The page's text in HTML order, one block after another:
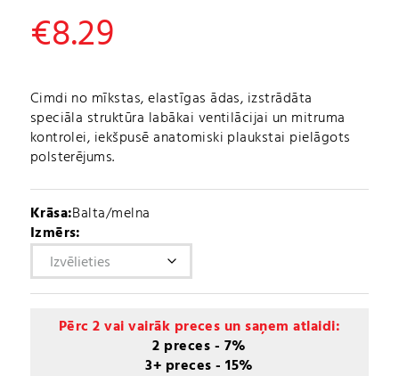
€8.29
Cimdi no mīkstas, elastīgas ādas, izstrādāta
speciāla struktūra labākai ventilācijai un mitruma
kontrolei, iekšpusē anatomiski plaukstai pielāgots
polsterējums.
Izmērs:
Krāsa:Balta/melna
Pērc 2 vai vairāk preces un saņem atlaidi:
2 preces - 7%
3+ preces - 15%